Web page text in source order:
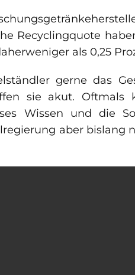
Recyclingquote
als 0,25
gerne das
sie akut. Oftmals
Wissen und die
aber bislang